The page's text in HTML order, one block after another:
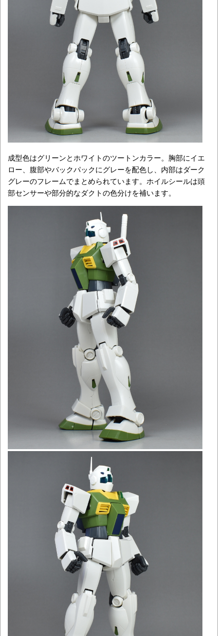
成型色はグリーンとホワイトのツートンカラー。胸部にイエ
ロー、腹部やバックパックにグレーを配色し、内部はダーク
グレーのフレームでまとめられています。ホイルシールは頭
部センサーや部分的なダクトの色分けを補います。